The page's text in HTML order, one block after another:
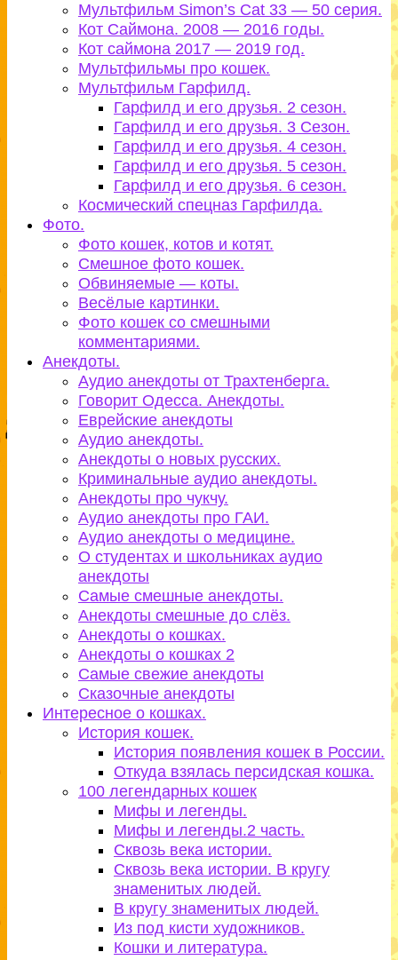
Мультфильм Simon’s Cat 33 — 50 серия.
Кот Саймона. 2008 — 2016 годы.
Кот саймона 2017 — 2019 год.
Мультфильмы про кошек.
Мультфильм Гарфилд.
Гарфилд и его друзья. 2 сезон.
Гарфилд и его друзья. 3 Сезон.
Гарфилд и его друзья. 4 сезон.
Гарфилд и его друзья. 5 сезон.
Гарфилд и его друзья. 6 сезон.
Космический спецназ Гарфилда.
Фото.
Фото кошек, котов и котят.
Смешное фото кошек.
Обвиняемые — коты.
Весёлые картинки.
Фото кошек со смешными
комментариями.
Анекдоты.
Аудио анекдоты от Трахтенберга.
Говорит Одесса. Анекдоты.
Еврейские анекдоты
Аудио анекдоты.
Анекдоты о новых русских.
Криминальные аудио анекдоты.
Анекдоты про чукчу.
Аудио анекдоты про ГАИ.
Аудио анекдоты о медицине.
О студентах и школьниках аудио
анекдоты
Самые смешные анекдоты.
Анекдоты смешные до слёз.
Анекдоты о кошках.
Анекдоты о кошках 2
Самые свежие анекдоты
Сказочные анекдоты
Интересное о кошках.
История кошек.
История появления кошек в России.
Откуда взялась персидская кошка.
100 легендарных кошек
Мифы и легенды.
Мифы и легенды.2 часть.
Сквозь века истории.
Сквозь века истории. В кругу
знаменитых людей.
В кругу знаменитых людей.
Из под кисти художников.
Кошки и литература.